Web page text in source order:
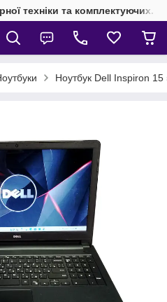
техніки та комплектуючих.
Ноутбук Dell Inspiron